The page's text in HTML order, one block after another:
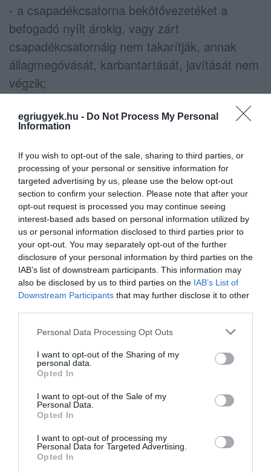
egriugyek.hu - Do Not Process My Personal
Information
If you wish to opt-out of the sale, sharing to third parties, or
processing of your personal or sensitive information for
targeted advertising by us, please use the below opt-out
section to confirm your selection. Please note that after your
opt-out request is processed you may continue seeing
interest-based ads based on personal information utilized by
us or personal information disclosed to third parties prior to
your opt-out. You may separately opt-out of the further
disclosure of your personal information by third parties on the
IAB’s list of downstream participants. This information may
also be disclosed by us to third parties on the IAB’s List of
Downstream Participants that may further disclose it to other
Please note that this website/app uses one or more Google
not limited to your visit or usage behaviour. You may click to
grant or deny consent to Google and its third-party tags to
use your data for below specified purposes in below Google
consent section.
Personal Data Processing Opt Outs
I want to opt-out of the Sharing of my
personal data.
Opted In
I want to opt-out of the Sale of my
Personal Data.
Opted In
I want to opt-out of processing my
Personal Data for Targeted Advertising.
Opted In
- a csapadékcsatorna bekötővezetéket a
befogadó nyílt árokig, vagy zárt
csapadékcsatornáig nem takarítják, annak
állagmegóvását, karbantartását, javítását nem
végzik;
- az ingatlan előtti árkot, folyókát,
csatornanyílást, átereszt, annak műtárgyait
nem tisztítják, a csapadékvíz zavartalan
lefolyását nem biztosítják;
- az ingatlan tulajdonos (használó), aki az
ingatlan előtti, melletti közterületi rész -
beleértve az ingatlan előtti járdaszakaszt –
gondozását, tisztán tartását nem biztosítja;
Eger Megyei Jogú Város Önkormányzatának
Városüzemeltetési Irodája kéri az ingatlanok
tulajdonosait, hogy gondoskodjanak az
ingatlanukhoz tartozó közterületek
tisztántartásáról, a házuk előtti járdaszakasz
takarításáról, illetve vágják vissza a járdákra,
közutakra rálógó cserjéket.
Támogasd a hatalomtól független
újságírást!